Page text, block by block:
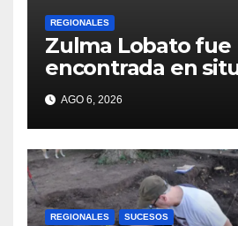
REGIONALES
Zulma Lobato fue
encontrada en
calle en Paraná
AGO 6, 2026
REGIONALES SUCESOS